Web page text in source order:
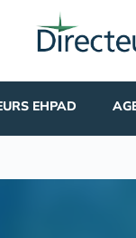
EHPAD